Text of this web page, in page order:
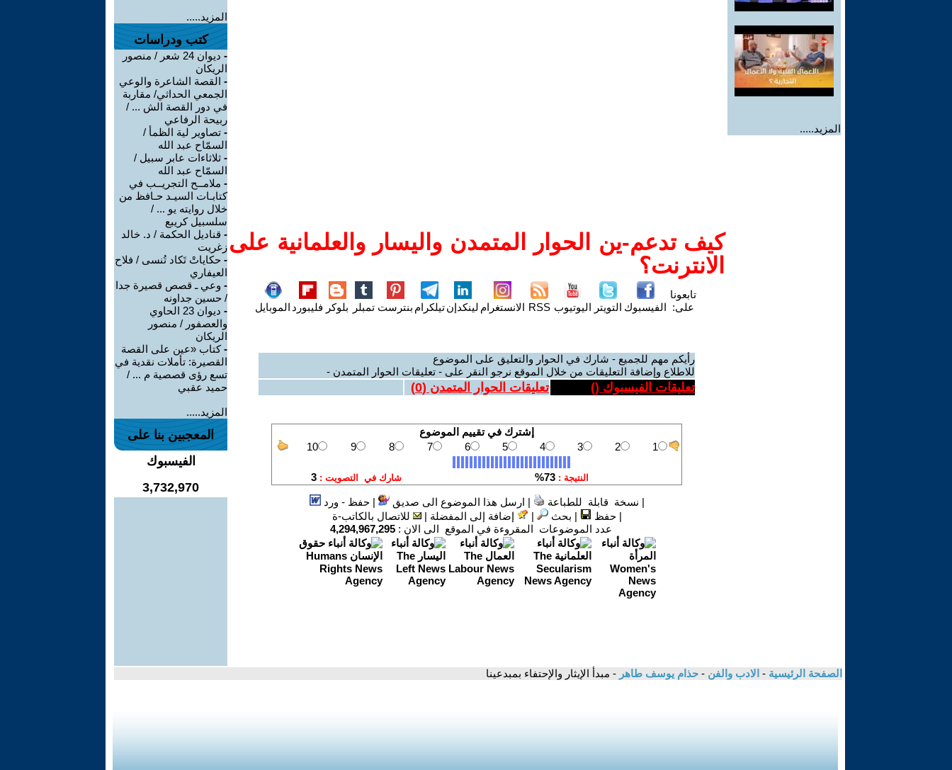
المزيد.....
كيف تدعم-ين الحوار المتمدن واليسار والعلمانية على
الانترنت؟
تابعونا
على: الفيسبوك التويتر اليوتيوب RSS الانستغرام لينكدإنتيلكرام بنترست تمبلر بلوكر فليبورد الموبايل
رأيكم مهم للجميع - شارك في الحوار والتعليق على الموضوع
للاطلاع وإضافة التعليقات من خلال الموقع نرجو النقر على - تعليقات الحوار المتمدن -
تعليقات الفيسبوك () تعليقات الحوار المتمدن (0
)
| نسخة قابلة للطباعة | ارسل هذا الموضوع الى صديق |حفظ - ورد
|حفظ | بحث | إضافة إلى المفضلة |
للاتصال بالكاتب-ة
عدد الموضوعات المقروءة في الموقع الى الان : 4,294,967,295
المزيد.....
كتب ودراسات
-
ديوان 24 شعر / منصور
الريكان
- القصة الشاعرة والوعي
الجمعي الحداثي/ مقاربة
في دور القصة الش ... /
ربيحة الرفاعي
- تصاوير لية الظمأ /
السمّاح عبد الله
- ثلاثاءات عابر سبيل /
السمّاح عبد الله
- ملامــح التجريــب في
كتابـات السيـد حـافظ من
خلال روايته يو ... /
سلسبيل كريبع
- قناديل الحكمة / د. خالد
زغريت
- حكاياتْ تَكاد تُنسى / فلاح
العيفاري
- وعي ـ قصص قصيرة جدا
/ حسين جداونه
-
ديوان 23 الحاوي
والعصفور / منصور
الريكان
-كتاب «عين على القصة
القصيرة: تأملات نقدية في
تسع رؤى قصصية م ... /
حميد عقبي
المزيد.....
المعجبين بنا على
الفيسبوك
3,732,970
الصفحة الرئيسية - الادب والفن - حذام يوسف طاهر - مبدأ الإيثار والإحتفاء بمبدعينا